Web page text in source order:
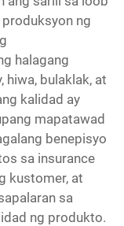
ng
halagang
hiwa, bulaklak, at
kalidad ay
mapatawad
benepisyo
sa insurance
kustomer, at
sa
ng produkto.